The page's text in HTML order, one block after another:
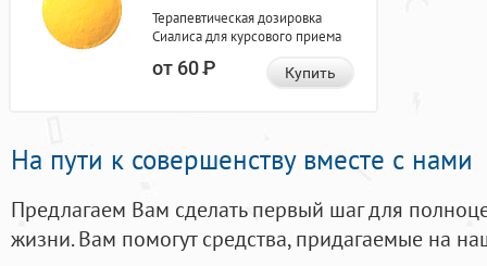
Терапевтическая дозировка
Сиалиса для курсового приема
от 60Р Купить
На пути к совершенству вместе с нами
Предлагаем Вам сделать первый шаг для
жизни. Вам помогут средства, придагаемые на